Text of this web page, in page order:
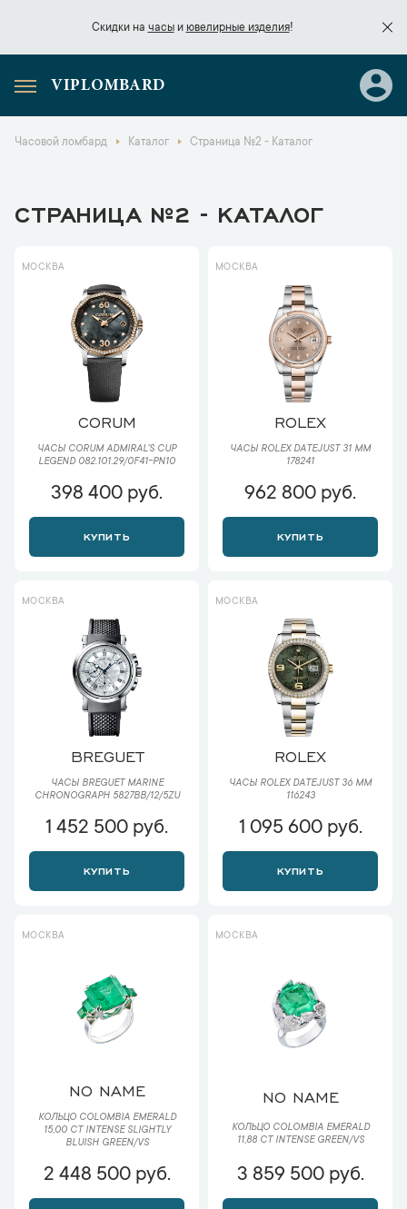
Скидки на часыи ювелирные изделия!
Скидки начасы
VIPLOMBARD
Часовой ломбард Каталог Страница №2 - Каталог
СТРАНИЦА №2 - КАТАЛОГ
МОСКВА
CORUM
ЧАСЫ CORUM ADMIRAL'S CUP
LEGEND 082.101.29/0F41-PN10
398 400 руб.
КУПИТЬ
МОСКВА
ROLEX
ЧАСЫ ROLEX DATEJUST 31 ММ
178241
962 800 руб.
КУПИТЬ
МОСКВА
BREGUET
ЧАСЫ BREGUET MARINE
CHRONOGRAPH 5827BB/12/5ZU
1 452 500 руб.
КУПИТЬ
МОСКВА
ROLEX
ЧАСЫ ROLEX DATEJUST 36 ММ
116243
1 095 600 руб.
КУПИТЬ
МОСКВА
NO NAME
КОЛЬЦО COLOMBIA EMERALD
15,00 CT INTENSE SLIGHTLY
BLUISH GREEN/VS
2 448 500 руб.
МОСКВА
NO NAME
КОЛЬЦО COLOMBIA EMERALD
11,88 CT INTENSE GREEN/VS
3 859 500 руб.